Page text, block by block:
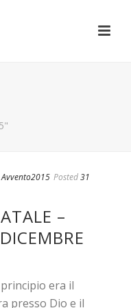
Avvento2015 Posted31
–
era il
presso Dio e il